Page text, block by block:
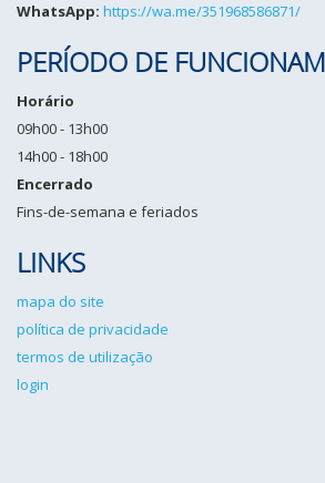
WhatsApp: https://wa.me/351968586871/
PERÍODO DE
Horário
09h00 - 13h00
14h00 - 18h00
Encerrado
Fins-de-semana e feriados
LINKS
mapa do site
política de privacidade
termos de utilização
login